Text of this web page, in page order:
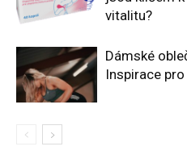
vitalitu?
Dámské
Inspirace